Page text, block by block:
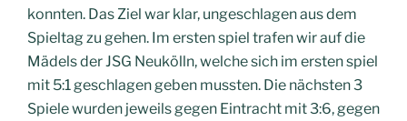
konnten. Das Ziel war klar, ungeschlagen aus dem
Spieltag zu gehen. Im ersten spiel trafen wir auf die
Mädels der JSG Neukölln, welche sich im ersten spiel
mit 5:1 geschlagen geben mussten. Die nächsten 3
Spiele wurden jeweils gegen Eintracht mit 3:6, gegen